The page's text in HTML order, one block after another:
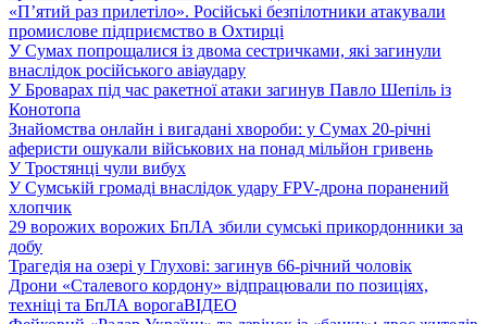
«П’ятий раз прилетіло». Російські безпілотники атакували
промислове підприємство в Охтирці
У Сумах попрощалися із двома сестричками, які загинули
внаслідок російського авіаудару
У Броварах під час ракетної атаки загинув Павло Шепіль із
Конотопа
Знайомства онлайн і вигадані хвороби: у Сумах 20-річні
аферисти ошукали військових на понад мільйон гривень
У Тростянці чули вибух
У Сумській громаді внаслідок удару FPV-дрона поранений
хлопчик
29 ворожих ворожих БпЛА збили сумські прикордонники за
добу
Трагедія на озері у Глухові: загинув 66-річний чоловік
Дрони «Сталевого кордону» відпрацювали по позиціях,
техніці та БпЛА ворогаВІДЕО